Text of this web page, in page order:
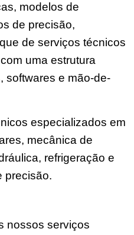
modelos de
de precisão,
de serviços técnicos
uma estrutura
softwares e mão-de-
especializados em
mecânica de
refrigeração e
precisão.
nossos serviços